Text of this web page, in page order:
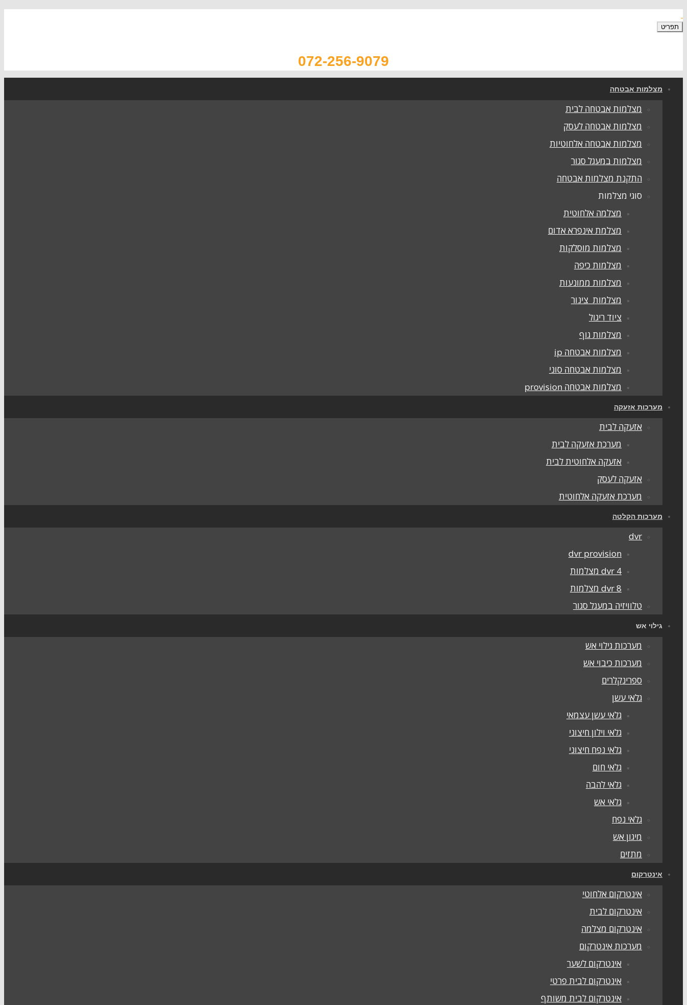
תפריט
072-256-9079
מצלמות אבטחה
מצלמות אבטחה לבית
מצלמות אבטחה לעסק
מצלמות אבטחה אלחוטיות
מצלמות במעגל סגור
התקנת מצלמות אבטחה
סוגי מצלמות
מצלמה אלחוטית
מצלמת אינפרא אדום
מצלמות מוסלקות
מצלמות כיפה
מצלמות ממונעות
מצלמות צינור
ציוד ריגול
מצלמות גוף
מצלמות אבטחה ip
מצלמות אבטחה סוני
מצלמות אבטחה provision
מערכות אזעקה
אזעקה לבית
מערכת אזעקה לבית
אזעקה אלחוטית לבית
אזעקה לעסק
מערכת אזעקה אלחוטית
מערכות הקלטה
dvr
dvr provision
dvr 4 מצלמות
dvr 8 מצלמות
טלוויזיה במעגל סגור
גילוי אש
מערכות גילוי אש
מערכות כיבוי אש
ספרינקלרים
גלאי עשן
גלאי עשן עצמאי
גלאי וילון חיצוני
גלאי נפח חיצוני
גלאי חום
גלאי להבה
גלאי אש
גלאי נפח
מיגון אש
מתזים
אינטרקום
אינטרקום אלחוטי
אינטרקום לבית
אינטרקום מצלמה
מערכות אינטרקום
אינטרקום לשער
אינטרקום לבית פרטי
אינטרקום לבית משותף